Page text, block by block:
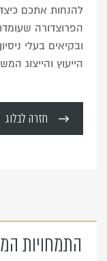
להנחות אתכם
הפרוצדורה
ובקיאים בעלי
הייעוץ והייצוג
חזרה לבלוג
התמחויות